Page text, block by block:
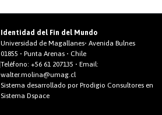
Identidad del Fin del Mundo
Universidad de Magallanes• Avenida Bulnes
01855 • Punta Arenas • Chile
Teléfono: +56 61 207135 • Email:
walter.molina@umag.cl
Sistema desarrollado por Prodigio Consultores en
Sistema Dspace